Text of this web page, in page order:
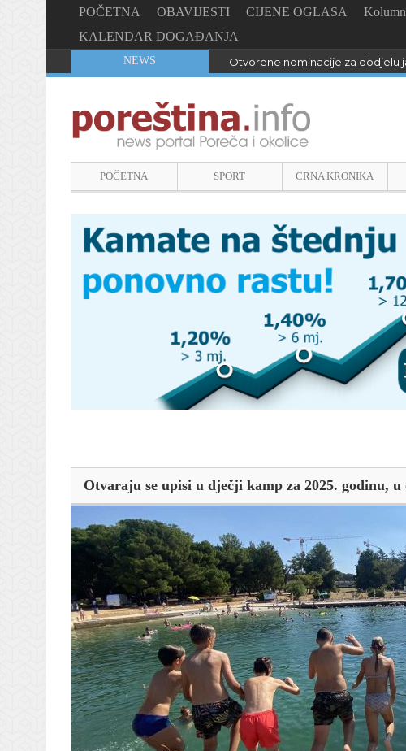
POČETNA OBAVIJESTI CIJENE OGLASA
KALENDAR DOGAĐANJA
NEWS Otvorene nominacije za dodjelu
POČETNA SPORT CRNA KRONIKA
Otvaraju se upisi u dječji kamp za 2025. godinu,